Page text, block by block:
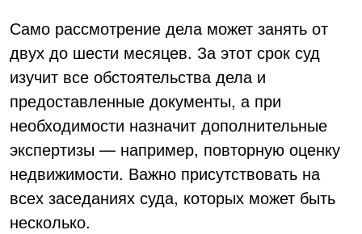
Само рассмотрение дела может занять от
двух до шести месяцев. За этот срок суд
изучит все обстоятельства дела и
предоставленные документы, а при
необходимости назначит дополнительные
экспертизы — например, повторную оценку
недвижимости. Важно присутствовать на
всех заседаниях суда, которых может быть
несколько.